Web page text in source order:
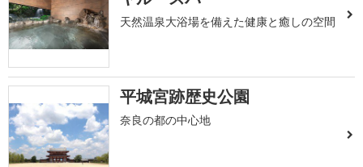
天然温泉大浴場を備えた健康と癒しの空間
平城宮跡歴史公園
奈良の都の中心地